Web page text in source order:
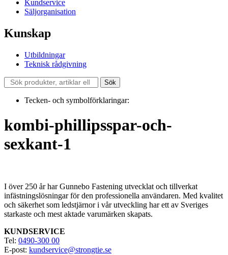
Kundservice
Säljorganisation
Kunskap
Utbildningar
Teknisk rådgivning
Sök
efter:
Sök
Tecken- och symbolförklaringar:
kombi-phillipsspar-och-
sexkant-1
I över 250 år har Gunnebo Fastening utvecklat och tillverkat
infästningslösningar för den professionella användaren. Med kvalitet
och säkerhet som ledstjärnor i vår utveckling har ett av Sveriges
starkaste och mest aktade varumärken skapats.
KUNDSERVICE
Tel: 0490-300 00
E-post: kundservice@strongtie.se